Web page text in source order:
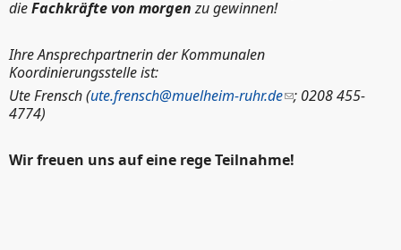
dieFachkräfte von morgenzu gewinnen!
Ihre Ansprechpartnerin der Kommunalen
Koordinierungsstelle ist:
Ute Frensch (ute.frensch@muelheim-ruhr.de ; 0208 455-
4774)
Wir freuen uns auf eine rege Teilnahme!